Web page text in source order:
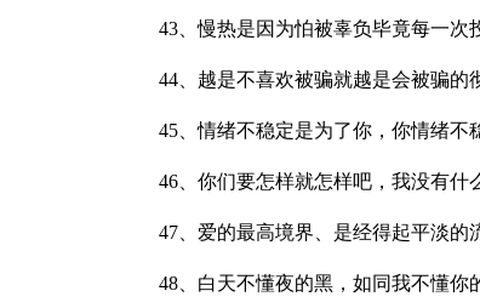
43、慢热是因为怕被辜负毕竟每一次
44、越是不喜欢被骗就越是会被骗的
45、情绪不稳定是为了你，你情绪不
46、你们要怎样就怎样吧，我没有什
47、爱的最高境界、是经得起平淡的
48、白天不懂夜的黑，如同我不懂你